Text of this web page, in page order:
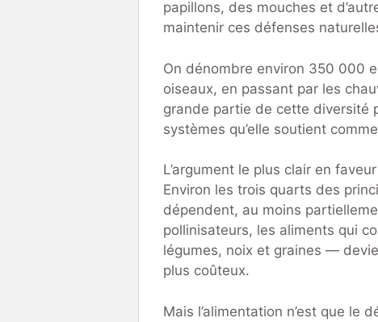
papillons, des mouches et
maintenir ces défenses
On dénombre environ 350 000
oiseaux, en passant par les
grande partie de cette diversité
systèmes qu’elle soutient
L’argument le plus clair en
Environ les trois quarts des
dépendent, au moins
pollinisateurs, les aliments qui
légumes, noix et graines —
plus coûteux.
Mais l’alimentation n’est que le